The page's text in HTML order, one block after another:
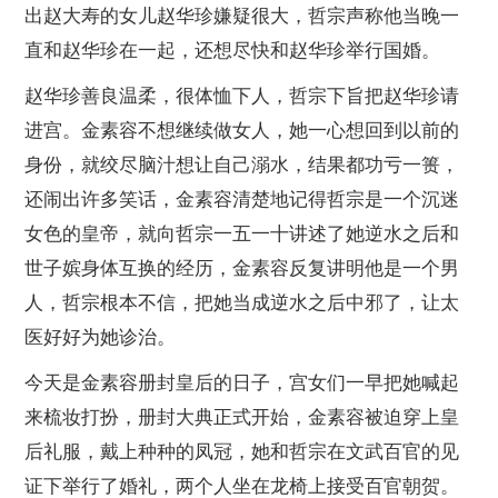
出赵大寿的女儿赵华珍嫌疑很大，哲宗声称他当晚一
直和赵华珍在一起，还想尽快和赵华珍举行国婚。
赵华珍善良温柔，很体恤下人，哲宗下旨把赵华珍请
进宫。金素容不想继续做女人，她一心想回到以前的
身份，就绞尽脑汁想让自己溺水，结果都功亏一篑，
还闹出许多笑话，金素容清楚地记得哲宗是一个沉迷
女色的皇帝，就向哲宗一五一十讲述了她逆水之后和
世子嫔身体互换的经历，金素容反复讲明他是一个男
人，哲宗根本不信，把她当成逆水之后中邪了，让太
医好好为她诊治。
今天是金素容册封皇后的日子，宫女们一早把她喊起
来梳妆打扮，册封大典正式开始，金素容被迫穿上皇
后礼服，戴上种种的凤冠，她和哲宗在文武百官的见
证下举行了婚礼，两个人坐在龙椅上接受百官朝贺。